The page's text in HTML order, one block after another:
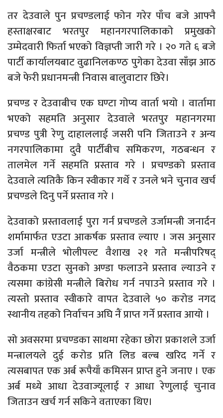
तर देउवाले पुन प्रचण्डलाई फोन गरेर पाँच बजे आफ्नै
हस्ताक्षरबाट भरतपुर महानगरपालिकाको प्रमुखको
उम्मेदवारी फिर्ता भएको विज्ञप्ती जारी गरे । २० गते ६ बजे
पार्टी कार्यालयबाट वुढानिलकण्ठ पुगेका देउवा साँझ आठ
बजे फेरी प्रधानमन्त्री निवास बालुवाटार छिरे।
प्रचण्ड र देउवाबीच एक घण्टा गोप्य वार्ता भयो । वार्तामा
भएको सहमति अनुसार देउवाले भरतपुर महानगरमा
प्रचण्ड पुत्री रेणु दाहाललाई जसरी पनि जिताउने र अन्य
नगरपालिकामा दुवै पार्टीबीच समिकरण, गठबन्धन र
तालमेल गर्ने सहमति प्रस्ताव गरे । प्रचण्डको प्रस्ताव
देउवाले त्यतिकै किन स्वीकार गर्थे र उनले भने चुनाव खर्च
प्रचण्डले दिनु पर्ने प्रस्ताव गरे ।
देउवाको प्रस्तावलाई पुरा गर्न प्रचण्डले उर्जामन्त्री जनार्दन
शर्मामार्फत एउटा आकर्षक प्रस्ताव ल्याए । जस अनुसार
उर्जा मन्त्रीले भोलीपल्ट वैशाख २१ गते मन्त्रीपरिषद्
वैठकमा एउटा सुनको अण्डा फलाउने प्रस्ताव ल्याउने र
त्यसमा कांग्रेसी मन्त्रीले बिरोध गर्न नपाउने प्रस्ताव गरे ।
त्यस्तो प्रस्ताव स्वीकारे वापत देउवाले ५० करोड नगद
स्थानीय तहको निर्वाचन अघि नैं प्राप्त गर्ने प्रस्ताव आयो ।
सो अवसरमा प्रचण्डका साथमा रहेका छोरा प्रकाशले उर्जा
मन्त्रालयले दुई करोड प्रति लिड बल्ब खरिद गर्ने र
त्यसबापत एक अर्ब रूपैयाँ कमिसन प्राप्त हुने जनाए । एक
अर्ब मध्ये आधा देउवाज्यूलाई र आधा रेणुलाई चुनाव
जिताउन खर्च गर्न सकिने वताएका थिए।